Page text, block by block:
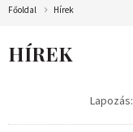
Főoldal Hírek
HÍREK
Lapozás: